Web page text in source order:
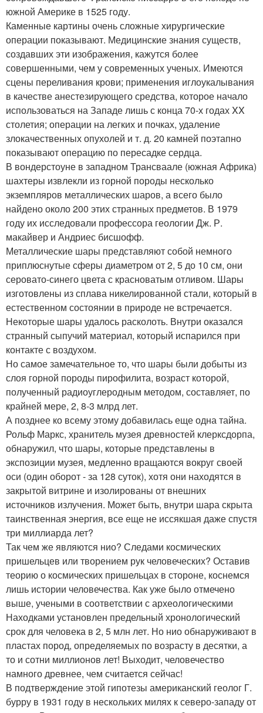
южной Америке в 1525 году.
Каменные картины очень сложные хирургические
операции показывают. Медицинские знания существ,
создавших эти изображения, кажутся более
совершенными, чем у современных ученых. Имеются
сцены переливания крови; применения иглоукалывания
в качестве анестезирующего средства, которое начало
использоваться на Западе лишь с конца 70-х годах XX
столетия; операции на легких и почках, удаление
злокачественных опухолей и т. д. 20 камней поэтапно
показывают операцию по пересадке сердца.
В вондерстоуне в западном Трансваале (южная Африка)
шахтеры извлекли из горной породы несколько
экземпляров металлических шаров, а всего было
найдено около 200 этих странных предметов. В 1979
году их исследовали профессора геологии Дж. Р.
макайвер и Андриес бисшофф.
Металлические шары представляют собой немного
приплюснутые сферы диаметром от 2, 5 до 10 см, они
серовато-синего цвета с красноватым отливом. Шары
изготовлены из сплава никелированной стали, который в
естественном состоянии в природе не встречается.
Некоторые шары удалось расколоть. Внутри оказался
странный сыпучий материал, который испарился при
контакте с воздухом.
Но самое замечательное то, что шары были добыты из
слоя горной породы пирофилита, возраст которой,
полученный радиоуглеродным методом, составляет, по
крайней мере, 2, 8-3 млрд лет.
А позднее ко всему этому добавилась еще одна тайна.
Рольф Маркс, хранитель музея древностей клерксдорпа,
обнаружил, что шары, которые представлены в
экспозиции музея, медленно вращаются вокруг своей
оси (один оборот - за 128 суток), хотя они находятся в
закрытой витрине и изолированы от внешних
источников излучения. Может быть, внутри шара скрыта
таинственная энергия, все еще не иссякшая даже спустя
три миллиарда лет?
Так чем же являются нио? Следами космических
пришельцев или творением рук человеческих? Оставив
теорию о космических пришельцах в стороне, коснемся
лишь истории человечества. Как уже было отмечено
выше, учеными в соответствии с археологическими
Находками установлен предельный хронологический
срок для человека в 2, 5 млн лет. Но нио обнаруживают в
пластах пород, определяемых по возрасту в десятки, а
то и сотни миллионов лет! Выходит, человечество
намного древнее, чем считается сейчас!
В подтверждение этой гипотезы американский геолог Г.
бурру в 1931 году в нескольких милях к северо-западу от